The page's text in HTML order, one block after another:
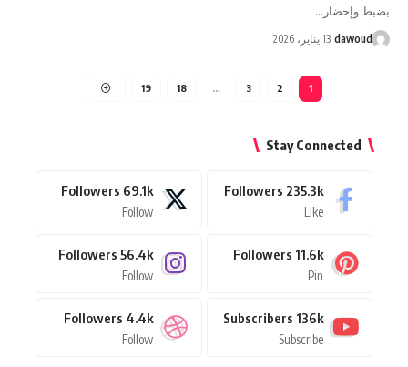
بضبط وإحضار…
dawoud 13 يناير، 2026
1
2
3
…
18
19
Stay Connected
235.3k
Followers
Like
69.1k
Followers
Follow
11.6k
Followers
Pin
56.4k
Followers
Follow
136k
Subscribers
Subscribe
4.4k
Followers
Follow